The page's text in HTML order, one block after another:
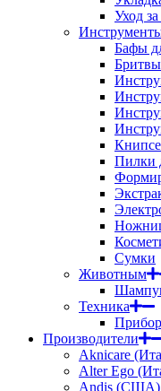
Уход
Бафы
Пилки
Сумки
Животным
Техника
Производители
Aknicare
Alter Ego
Andis (США)